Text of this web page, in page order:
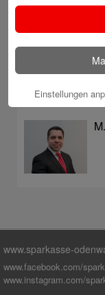
Digitale
Fränkisch-
Sparkasse
Autoren
www.sparkasse-
www.facebook.com/
www.instagram.com/
Einstellungen